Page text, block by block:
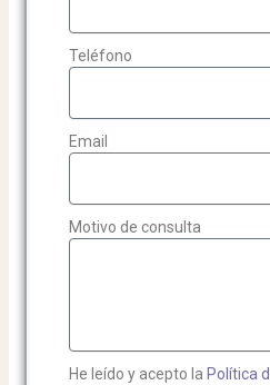
Teléfono
Email
Motivo de consulta
He leído y acepto la Política